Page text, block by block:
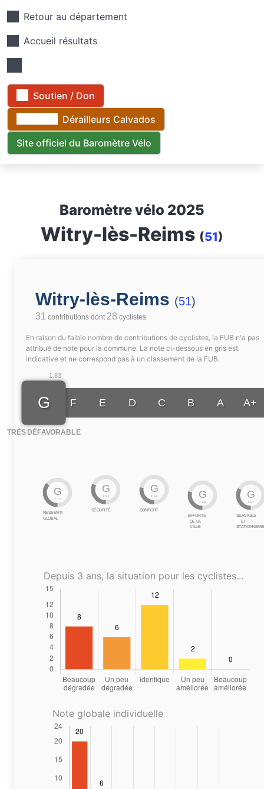
Retour au département
Accueil résultats
Soutien / Don
Dérailleurs Calvados
Site officiel du Baromètre Vélo
Baromètre vélo 2025
Witry-lès-Reims (51)
Witry-lès-Reims (51)
31 contributions dont 28 cyclistes
En raison du faible nombre de contributions de cyclistes, la FUB n'a pas
attribué de note pour la commune. La note ci-dessous en gris est
indicative et ne correspond pas à un classement de la FUB.
1.83
G
TRÈS DÉFAVORABLE
F E D C B A A+
G
2.12
RESSENTI
GLOBAL
G
1.83
SÉCURITÉ
G
1.58
CONFORT
G
1.69
EFFORTS
DE LA
VILLE
G
1.93
SERVICES
ET
Depuis 3 ans, la situation pour les cyclistes...
Note globale individuelle